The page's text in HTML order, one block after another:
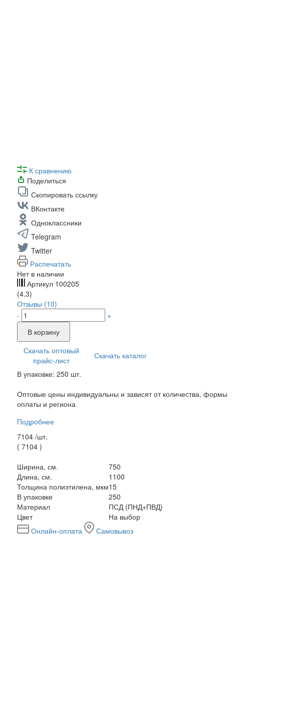
К сравнению
Поделиться
Скопировать ссылку
ВКонтакте
Одноклассники
Telegram
Twitter
Распечатать
Нет в наличии
Артикул 100205
(4.3)
Отзывы (10)
-
+
В корзину
Скачать оптовый
прайс-лист
Скачать каталог
В упаковке: 250 шт.
Оптовые цены индивидуальны и зависят от количества, формы
оплаты и региона
Подробнее
7104 /шт.
( 7104 )
Ширина, см.
750
Длина, см.
1100
Толщина полиэтилена, мкм15
В упаковке
250
Материал
ПСД (ПНД+ПВД)
Цвет
На выбор
Онлайн-оплата
Самовывоз